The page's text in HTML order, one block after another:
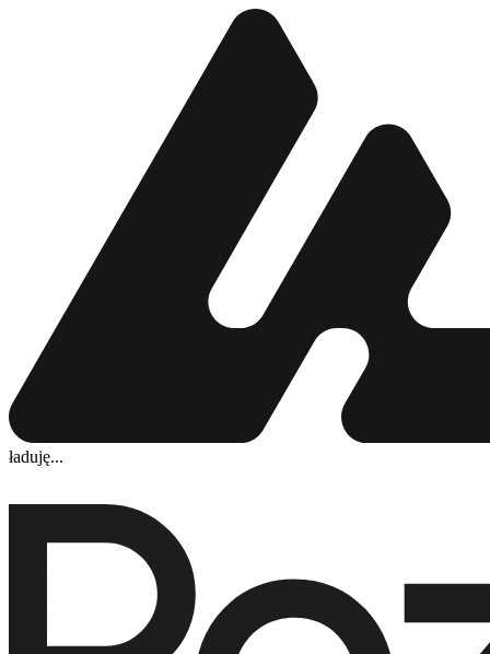
ładuję...